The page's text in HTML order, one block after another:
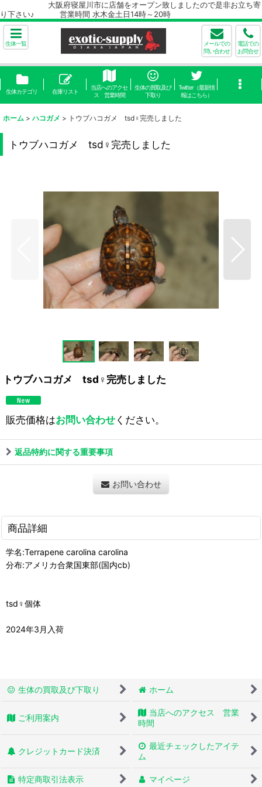
大阪府寝屋川市に店舗をオープン致しましたので是非お立ち寄
り下さい♪ 営業時間 水木金土日14時～20時
生体一覧
メールでの
問い合わせ
電話での
お問合せ
生体カテゴリ 在庫リスト
当店へのアクセ
ス 営業時間
生体の買取及び
下取り
Twitter（最新情
報はこちら）
ホーム > ハコガメ > トウブハコガメ tsd♀完売しました
トウブハコガメ tsd♀完売しました
トウブハコガメ tsd♀完売しました
販売価格はお問い合わせください。
返品特約に関する重要事項
お問い合わせ
商品詳細
学名:Terrapene carolina carolina
分布:アメリカ合衆国東部(国内cb)
tsd♀個体
2024年3月入荷
生体の買取及び下取り ホーム
ご利用案内
当店へのアクセス 営業
時間
クレジットカード決済
最近チェックしたアイテ
ム
特定商取引法表示 マイページ